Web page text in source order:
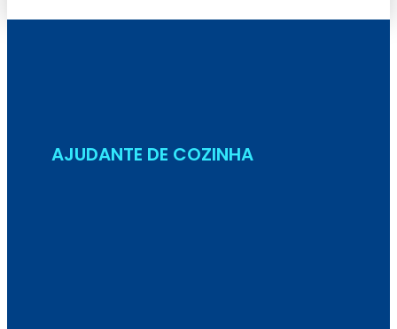
AJUDANTE DE COZINHA